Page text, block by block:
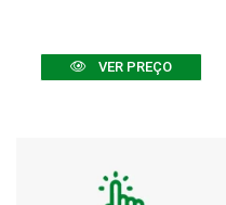
VER PREÇO